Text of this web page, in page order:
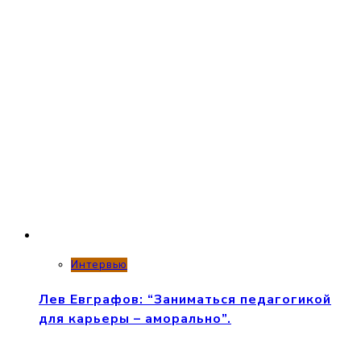
Интервью
Лев Евграфов: “Заниматься педагогикой
для карьеры – аморально”.